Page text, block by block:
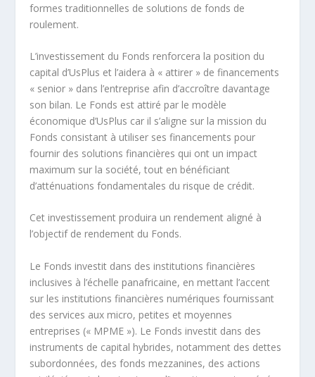
formes traditionnelles de solutions de fonds de
roulement.
L’investissement du Fonds renforcera la position du
capital d’UsPlus et l’aidera à « attirer » de financements
« senior » dans l’entreprise afin d’accroître davantage
son bilan. Le Fonds est attiré par le modèle
économique d’UsPlus car il s’aligne sur la mission du
Fonds consistant à utiliser ses financements pour
fournir des solutions financières qui ont un impact
maximum sur la société, tout en bénéficiant
d’atténuations fondamentales du risque de crédit.
Cet investissement produira un rendement aligné à
l’objectif de rendement du Fonds.
Le Fonds investit dans des institutions financières
inclusives à l’échelle panafricaine, en mettant l’accent
sur les institutions financières numériques fournissant
des services aux micro, petites et moyennes
entreprises (« MPME »). Le Fonds investit dans des
instruments de capital hybrides, notamment des dettes
subordonnées, des fonds mezzanines, des actions